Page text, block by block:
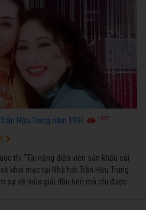
Hữu Trang năm 1991 1927
thi "Tài năng diễn viên sân khấu cải
khai mạc tại Nhà hát Trần Hữu Trang
sự về mùa giải đầu tiên mà chị được